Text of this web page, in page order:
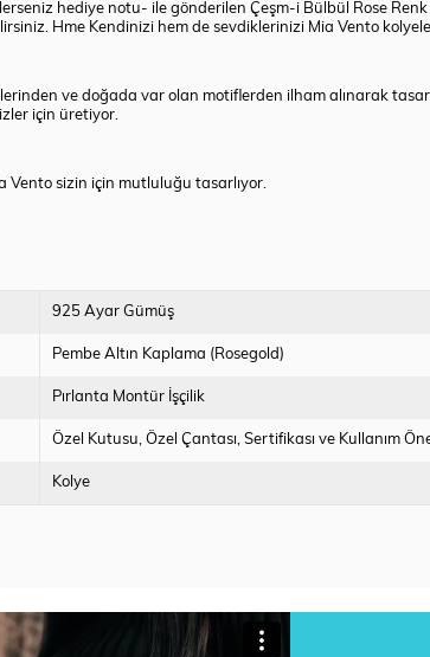
hediye notu- ile gönderilen Çeşm-i Bülbül Rose
Hme Kendinizi hem de sevdiklerinizi Mia Vento
ve doğada var olan motiflerden ilham alınarak
için üretiyor.
Vento sizin için mutluluğu tasarlıyor.
925 Ayar Gümüş
Pembe Altın Kaplama (Rosegold)
Pırlanta Montür İşçilik
Özel Kutusu Özel Çantası Sertifikası ve Kullanım
Kolye